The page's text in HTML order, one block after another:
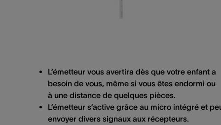
L’émetteur vous avertira dès que votre enfant a
besoin de vous, même si vous êtes endormi ou
à une distance de quelques pièces.
L’émetteur s’active grâce au micro intégré et
envoyer divers signaux aux récepteurs.